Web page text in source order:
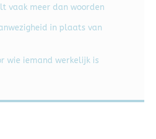
vaak meer dan woorden
in plaats van
wie iemand werkelijk is